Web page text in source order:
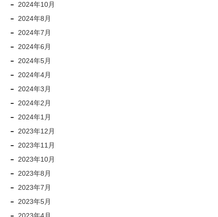
2024年10月
2024年8月
2024年7月
2024年6月
2024年5月
2024年4月
2024年3月
2024年2月
2024年1月
2023年12月
2023年11月
2023年10月
2023年8月
2023年7月
2023年5月